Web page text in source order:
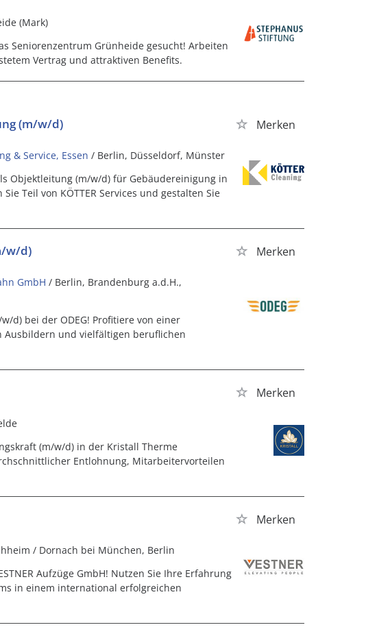
(Mark)
Seniorenzentrum Grünheide gesucht! Arbeiten
Vertrag und attraktiven Benefits.
(m/w/d) Merken
& Service, Essen / Berlin, Düsseldorf, Münster
Objektleitung (m/w/d) für Gebäudereinigung in
Teil von KÖTTER Services und gestalten Sie
w/d) Merken
GmbH / Berlin, Brandenburg a.d.H.,
d) bei der ODEG! Profitiere von einer
und vielfältigen beruflichen
Merken
(m/w/d) in der Kristall Therme
Entlohnung, Mitarbeitervorteilen
Merken
/ Dornach bei München, Berlin
Aufzüge GmbH! Nutzen Sie Ihre Erfahrung
in einem international erfolgreichen